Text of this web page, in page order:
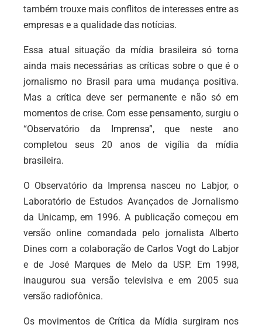
também trouxe mais conflitos de interesses entre as
empresas e a qualidade das notícias.
Essa atual situação da mídia brasileira só torna
ainda mais necessárias as críticas sobre o que é o
jornalismo no Brasil para uma mudança positiva.
Mas a crítica deve ser permanente e não só em
momentos de crise. Com esse pensamento, surgiu o
“Observatório da Imprensa”, que neste ano
completou seus 20 anos de vigília da mídia
brasileira.
O Observatório da Imprensa nasceu no Labjor, o
Laboratório de Estudos Avançados de Jornalismo
da Unicamp, em 1996. A publicação começou em
versão online comandada pelo jornalista Alberto
Dines com a colaboração de Carlos Vogt do Labjor
e de José Marques de Melo da USP. Em 1998,
inaugurou sua versão televisiva e em 2005 sua
versão radiofônica.
Os movimentos de Crítica da Mídia surgiram nos